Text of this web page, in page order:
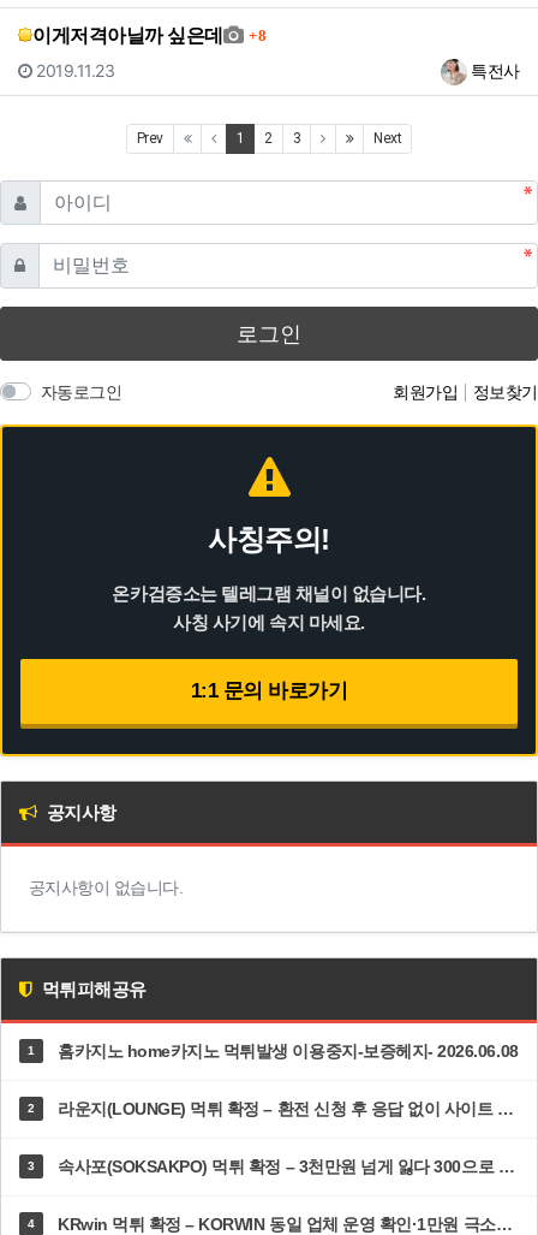
이게저격아닐까 싶은데 댓글
8
등록자특전사
등록일
2019.11.23
Prev 1 (current)
2 3 (last)Next
아이디 필수
비밀번호필수
로그인
자동로그인 회원가입 정보찾기
사칭주의!
온카검증소는 텔레그램 채널이 없습니다.
사칭 사기에 속지 마세요.
1:1 문의 바로가기
공지사항
공지사항이 없습니다.
먹튀피해공유
1 홈카지노 home카지노 먹튀발생 이용중지-보증헤지- 2026.06.08
2 라운지(LOUNGE) 먹튀 확정 – 환전 신청 후 응답 없이 사이트 접속 차단·고객센터 두절 | dp-ys.com
3 속사포(SOKSAKPO) 먹튀 확정 – 3천만원 넘게 잃다 300으로 5100 만든 순간 즉시 차단·총판까지 한패 | 속사포주소.com
4 KRwin 먹튀 확정 – KORWIN 동일 업체 운영 확인·1만원 극소액도 환전 거부 | 12krwin.com